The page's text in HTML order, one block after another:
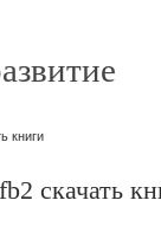
книги
скачать